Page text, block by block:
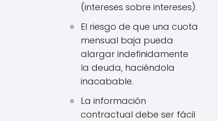
(intereses sobre intereses).
El riesgo de que una cuota
mensual baja pueda
alargar indefinidamente
la deuda, haciéndola
inacabable.
La información
contractual debe ser fácil